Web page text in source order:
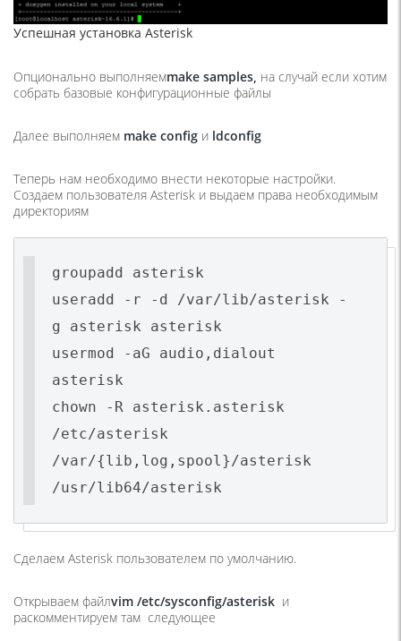
Успешная установка Asterisk
Опционально выполняемmake samples, на случай если хотим
собрать базовые конфигурационные файлы
Далее выполняем make config и ldconfig
Теперь нам необходимо внести некоторые настройки.
Создаем пользователя Asterisk и выдаем права необходимым
директориям
groupadd asterisk
useradd -r -d /var/lib/asterisk -
g asterisk asterisk
usermod -aG audio,dialout
asterisk
chown -R asterisk.asterisk
/etc/asterisk
/var/{lib,log,spool}/asterisk
/usr/lib64/asterisk
Сделаем Asterisk пользователем по умолчанию.
Открываем файлvim /etc/sysconfig/asterisk и
раскомментируем там следующее